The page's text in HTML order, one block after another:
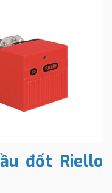
đốt Riello